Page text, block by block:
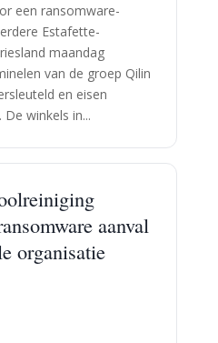
een ransomware-
Estafette-
maandag
van de groep Qilin
en eisen
winkels in...
aanval
organisatie